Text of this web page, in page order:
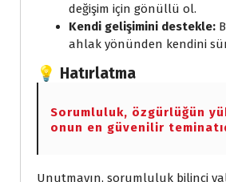
değişim için gönüllü ol.
Kendi gelişimini destekle:
ahlak yönünden kendini
💡 Hatırlatma
Sorumluluk, özgürlüğün
onun en güvenilir
Unutmayın, sorumluluk bilinci